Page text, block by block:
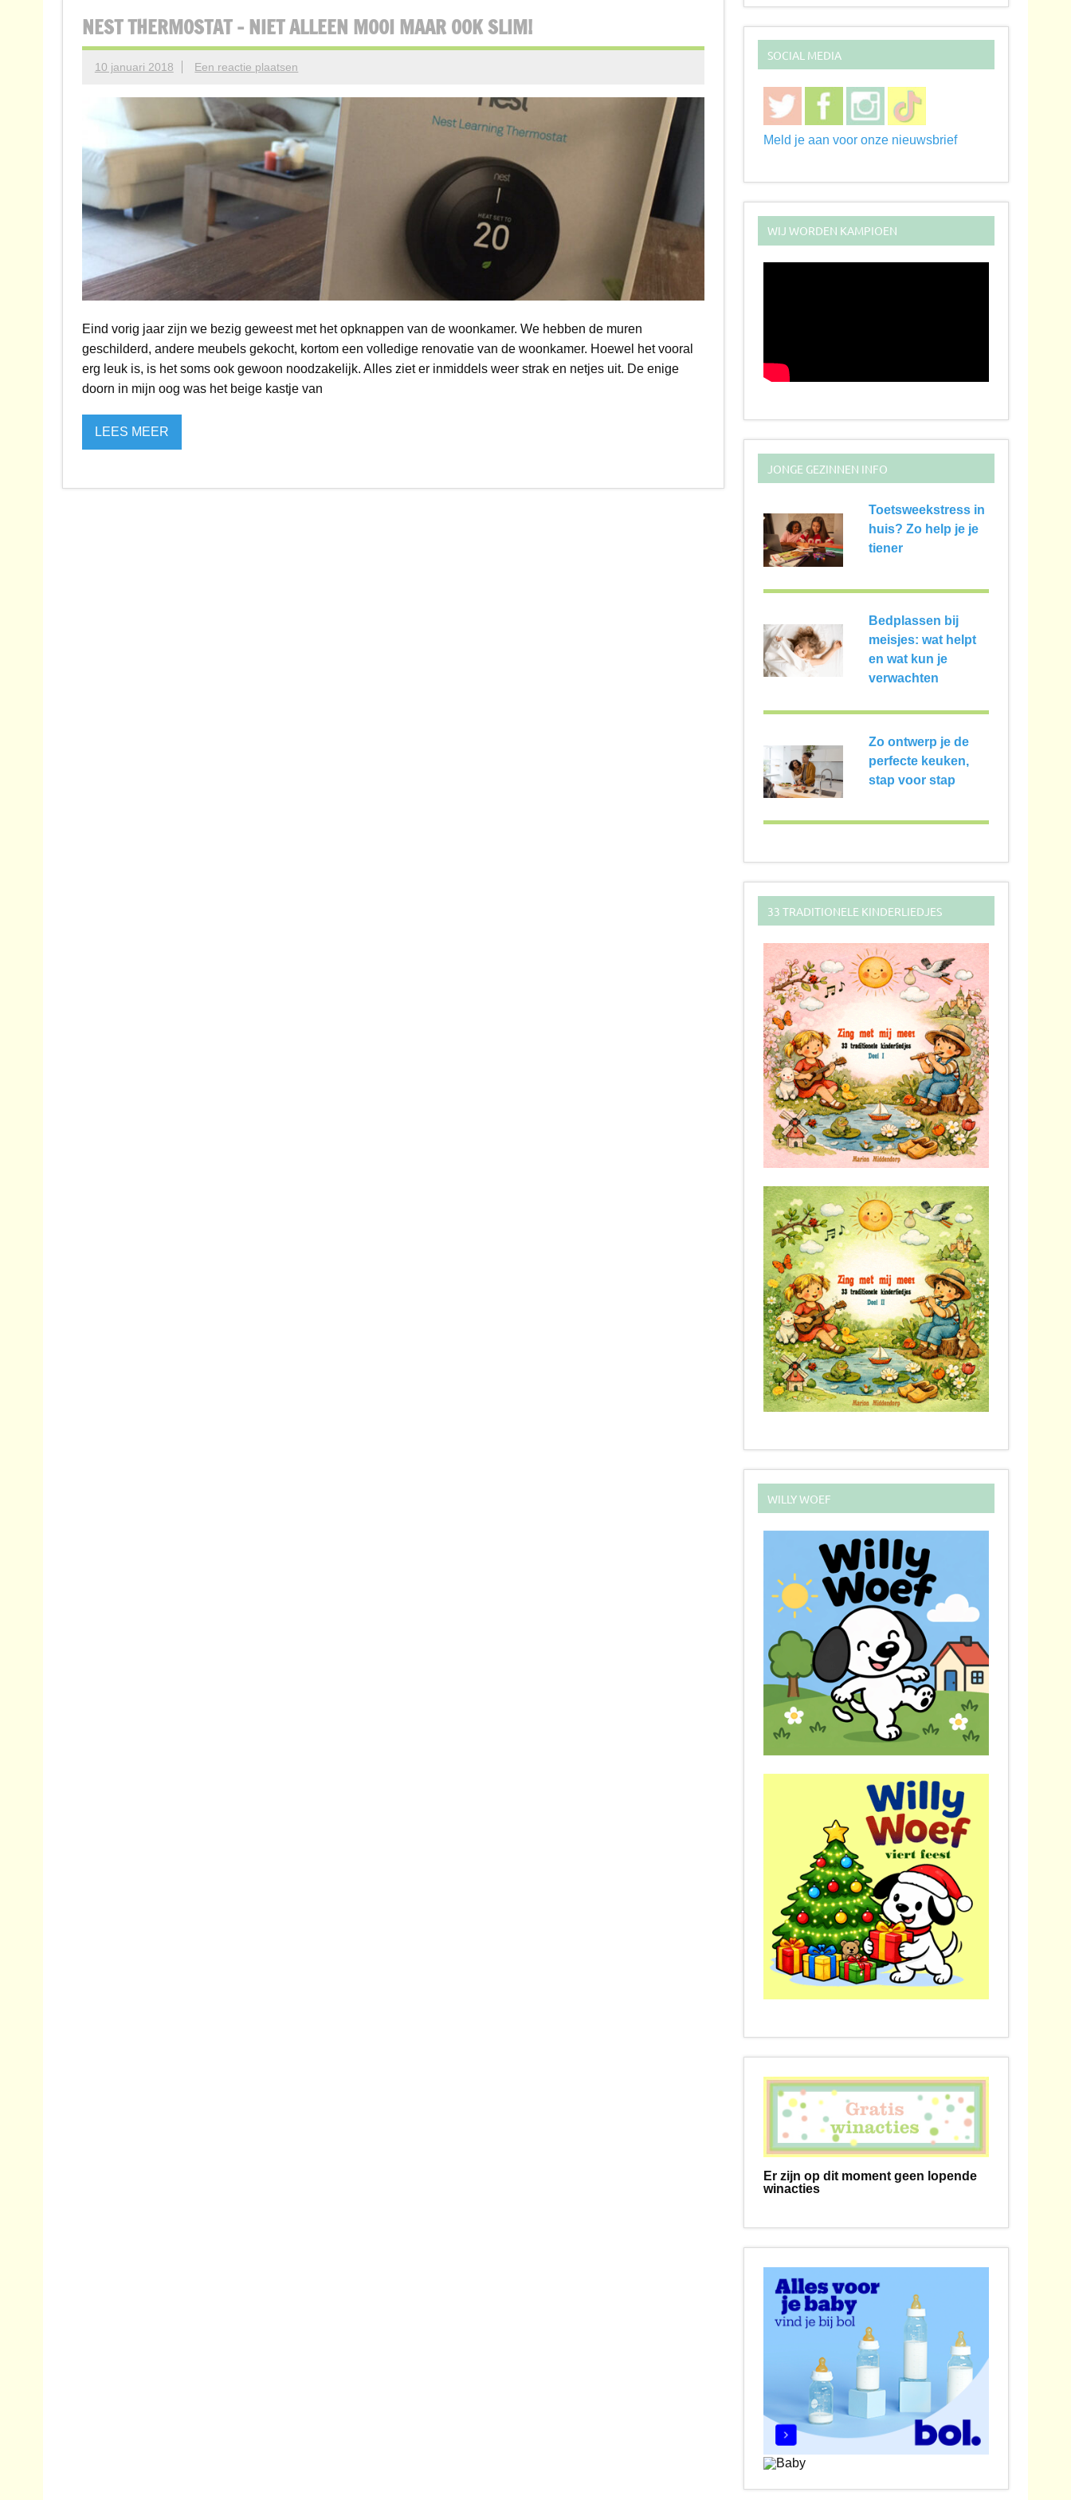
NEST THERMOSTAT – NIET ALLEEN MOOI MAAR OOK SLIM!
10 januari 2018 Een reactie plaatsen
Eind vorig jaar zijn we bezig geweest met het opknappen van de woonkamer. We hebben de muren
geschilderd, andere meubels gekocht, kortom een volledige renovatie van de woonkamer. Hoewel het vooral
erg leuk is, is het soms ook gewoon noodzakelijk. Alles ziet er inmiddels weer strak en netjes uit. De enige
doorn in mijn oog was het beige kastje van
LEES MEER
SOCIAL MEDIA
Meld je aan voor onze nieuwsbrief
WIJ WORDEN KAMPIOEN
JONGE GEZINNEN INFO
Toetsweekstress in
huis? Zo help je je
tiener
Bedplassen bij
meisjes: wat helpt
en wat kun je
verwachten
Zo ontwerp je de
perfecte keuken,
stap voor stap
33 TRADITIONELE KINDERLIEDJES
WILLY WOEF
Er zijn op dit moment geen lopende
winacties